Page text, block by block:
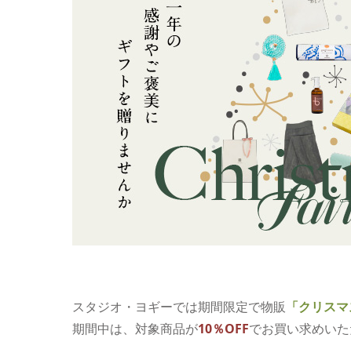
スタジオ・ヨギーでは期間限定で物販 「クリス
期間中は、対象商品が10％OFFでお買い求めいた